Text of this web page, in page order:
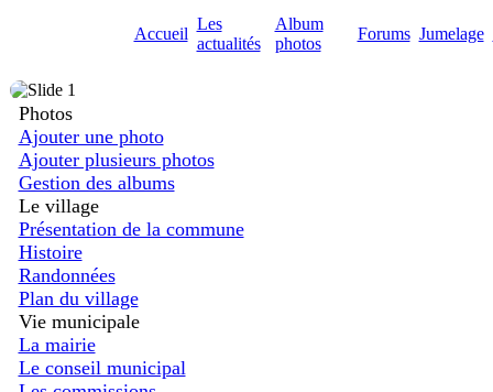
Accueil
Les
actualités
Album
photos
Forums Jumelage
Photos
Ajouter une photo
Ajouter plusieurs photos
Gestion des albums
Le village
Présentation de la commune
Histoire
Randonnées
Plan du village
Vie municipale
La mairie
Le conseil municipal